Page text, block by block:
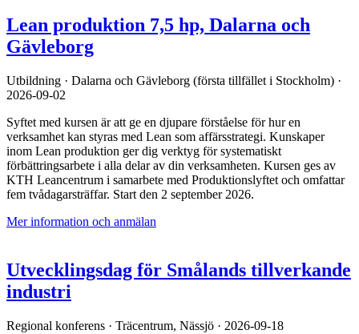
Lean produktion 7,5 hp, Dalarna och
Gävleborg
Utbildning · Dalarna och Gävleborg (första tillfället i Stockholm) ·
2026-09-02
Syftet med kursen är att ge en djupare förståelse för hur en
verksamhet kan styras med Lean som affärsstrategi. Kunskaper
inom Lean produktion ger dig verktyg för systematiskt
förbättringsarbete i alla delar av din verksamheten. Kursen ges av
KTH Leancentrum i samarbete med Produktionslyftet och omfattar
fem tvådagarsträffar. Start den 2 september 2026.
Mer information och anmälan
Utvecklingsdag för Smålands tillverkande
industri
Regional konferens · Träcentrum, Nässjö · 2026-09-18